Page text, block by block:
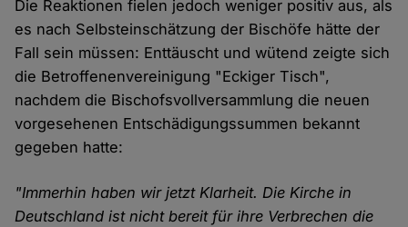
Die Reaktionen fielen jedoch weniger positiv aus, als
es nach Selbsteinschätzung der Bischöfe hätte der
Fall sein müssen: Enttäuscht und wütend zeigte sich
die Betroffenenvereinigung "Eckiger Tisch",
nachdem die Bischofsvollversammlung die neuen
vorgesehenen Entschädigungssummen bekannt
gegeben hatte:
"Immerhin haben wir jetzt Klarheit. Die Kirche in
Deutschland ist nicht bereit für ihre Verbrechen die